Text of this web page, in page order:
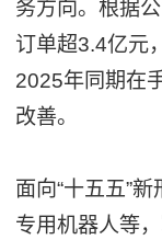
务方向。根据
订单超3.4亿元
2025年同期在
改善。
面向“十五五”
专用机器人等